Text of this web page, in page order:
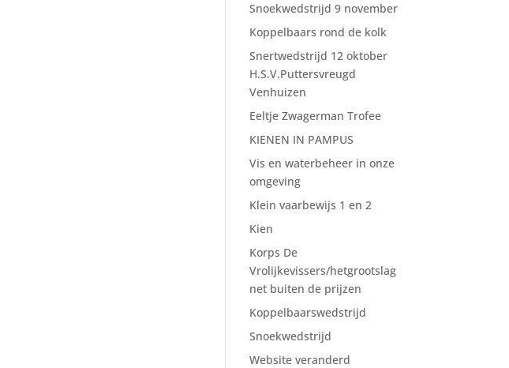
Snoekwedstrijd 9 november
Koppelbaars rond de kolk
Snertwedstrijd 12 oktober
H.S.V.Puttersvreugd
Venhuizen
Eeltje Zwagerman Trofee
KIENEN IN PAMPUS
Vis en waterbeheer in onze
omgeving
Klein vaarbewijs 1 en 2
Kien
Korps De
Vrolijkevissers/hetgrootslag
net buiten de prijzen
Koppelbaarswedstrijd
Snoekwedstrijd
Website veranderd